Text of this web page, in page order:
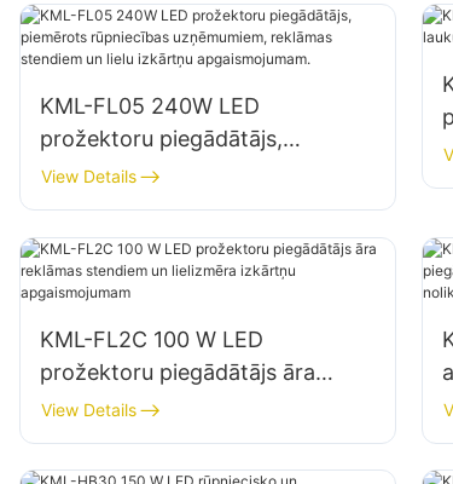
KML-FL05 240W LED
prožektoru piegādātājs,
piemērots rūpniecības
uzņēmumiem, reklāmas
stendiem un lielu izkārtņu
apgaismojumam.
View Details
KML-FL2C 100 W LED
prožektoru piegādātājs āra
reklāmas stendiem un lielizmēra
izkārtņu apgaismojumam
View Details